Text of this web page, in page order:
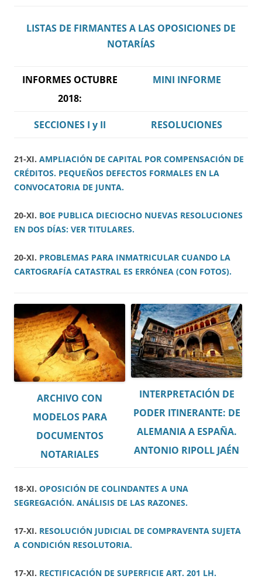
LISTAS DE FIRMANTES A LAS OPOSICIONES DE
NOTARÍAS
INFORMES OCTUBRE
2018:
MINI INFORME
SECCIONES I y II RESOLUCIONES
21-XI. AMPLIACIÓN DE CAPITAL POR COMPENSACIÓN DE
CRÉDITOS. PEQUEÑOS DEFECTOS FORMALES EN LA
CONVOCATORIA DE JUNTA.
20-XI. BOE PUBLICA DIECIOCHO NUEVAS RESOLUCIONES
EN DOS DÍAS: VER TITULARES.
20-XI. PROBLEMAS PARA INMATRICULAR CUANDO LA
CARTOGRAFÍA CATASTRAL ES ERRÓNEA (CON FOTOS).
ARCHIVO CON
MODELOS PARA
DOCUMENTOS
NOTARIALES
INTERPRETACIÓN DE
PODER ITINERANTE: DE
ALEMANIA A ESPAÑA.
ANTONIO RIPOLL JAÉN
18-XI. OPOSICIÓN DE COLINDANTES A UNA
SEGREGACIÓN. ANÁLISIS DE LAS RAZONES.
17-XI. RESOLUCIÓN JUDICIAL DE COMPRAVENTA SUJETA
A CONDICIÓN RESOLUTORIA.
17-XI. RECTIFICACIÓN DE SUPERFICIE ART. 201 LH.